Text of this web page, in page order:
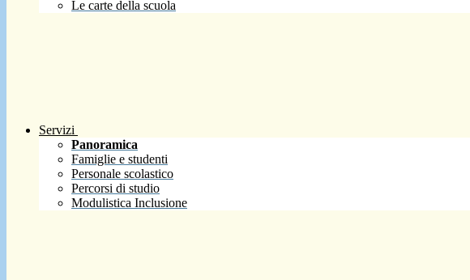
Le carte della scuola
Servizi
Panoramica
Famiglie e studenti
Personale scolastico
Percorsi di studio
Modulistica Inclusione